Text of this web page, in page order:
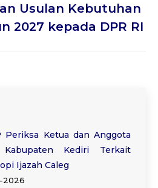
Next
post:
Usulan Kebutuhan
2027 kepada DPR RI
Periksa Ketua dan Anggota
Kabupaten Kediri Terkait
Ijazah Caleg
2026